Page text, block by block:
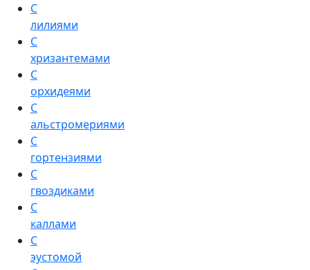
С
лилиями
С
хризантемами
С
орхидеями
С
альстромериями
С
гортензиями
С
гвоздиками
С
каллами
С
эустомой